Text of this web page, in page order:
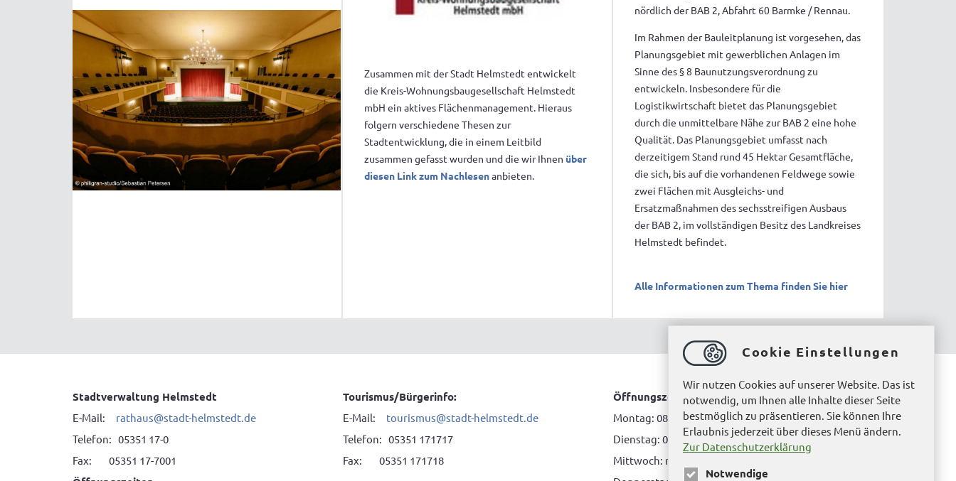
Zusammen mit der Stadt Helmstedt entwickelt
die Kreis-Wohnungsbaugesellschaft Helmstedt
mbH ein aktives Flächenmanagement. Hieraus
folgern verschiedene Thesen zur
Stadtentwicklung, die in einem Leitbild
zusammen gefasst wurden und die wir Ihnen über
diesen Link zum Nachlesenanbieten.
nördlich der BAB 2, Abfahrt 60 Barmke / Rennau.
Im Rahmen der Bauleitplanung ist vorgesehen, das
Planungsgebiet mit gewerblichen Anlagen im
Sinne des § 8 Baunutzungsverordnung zu
entwickeln. Insbesondere für die
Logistikwirtschaft bietet das Planungsgebiet
durch die unmittelbare Nähe zur BAB 2 eine hohe
Qualität. Das Planungsgebiet umfasst nach
derzeitigem Stand rund 45 Hektar Gesamtfläche,
die sich, bis auf die vorhandenen Feldwege sowie
zwei Flächen mit Ausgleichs- und
Ersatzmaßnahmen des sechsstreifigen Ausbaus
der BAB 2, im vollständigen Besitz des Landkreises
Helmstedt befindet.
Alle Informationen zum Thema finden Sie hier
Stadtverwaltung Helmstedt
E-Mail: rathaus@stadt-helmstedt.de
Telefon: 05351 17-0
Fax: 05351 17-7001
Tourismus/Bürgerinfo:
E-Mail: tourismus@stadt-helmstedt.de
Telefon: 05351 171717
Fax: 05351 171718
Öffnungszeiten Bürgerbüro Helmstedt
Montag: 08.00 bis 12.00 Uhr
Dienstag: 08.00 bis 12.00 Uhr & 15.00 Uhr bis 17.00 Uhr
Mittwoch: nur nach Terminvereinbarung
Cookie Einstellungen
Wir nutzen Cookies auf unserer Website. Das ist
notwendig, um Ihnen alle Inhalte dieser Seite
bestmöglich zu präsentieren. Sie können Ihre
Erlaubnis jederzeit über dieses Menü ändern.
Zur Datenschutzerklärung
Notwendige